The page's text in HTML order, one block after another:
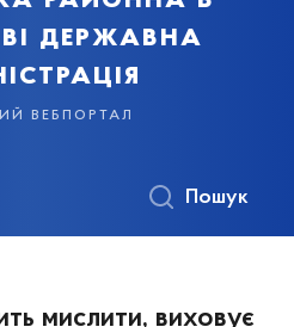
державна
вебпортал
Пошук
мислити, виховує